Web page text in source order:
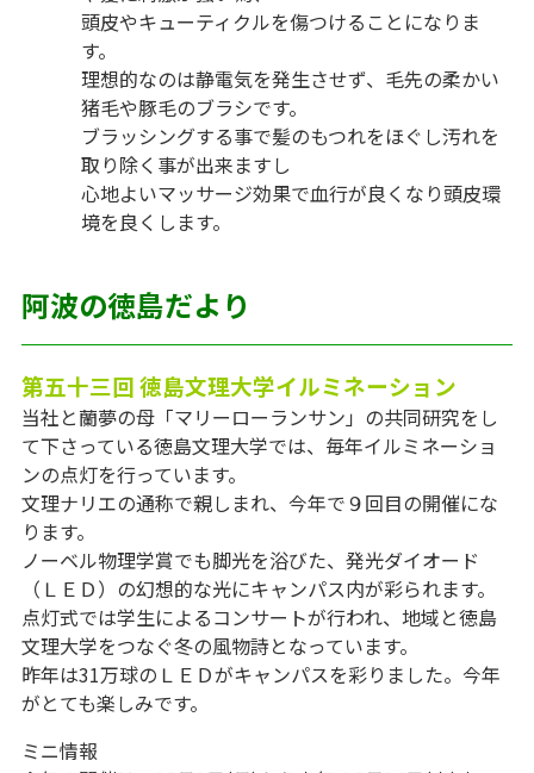
頭皮やキューティクルを傷つけることになりま
す。
理想的なのは静電気を発生させず、毛先の柔かい
猪毛や豚毛のブラシです。
ブラッシングする事で髪のもつれをほぐし汚れを
取り除く事が出来ますし
心地よいマッサージ効果で血行が良くなり頭皮環
境を良くします。
阿波の徳島だより
第五十三回 徳島文理大学イルミネーション
当社と蘭夢の母「マリーローランサン」の共同研究をし
て下さっている徳島文理大学では、毎年イルミネーショ
ンの点灯を行っています。
文理ナリエの通称で親しまれ、今年で９回目の開催にな
ります。
ノーベル物理学賞でも脚光を浴びた、発光ダイオード
（ＬＥＤ）の幻想的な光にキャンパス内が彩られます。
点灯式では学生によるコンサートが行われ、地域と徳島
文理大学をつなぐ冬の風物詩となっています。
昨年は31万球のＬＥＤがキャンパスを彩りました。今年
がとても楽しみです。
ミニ情報